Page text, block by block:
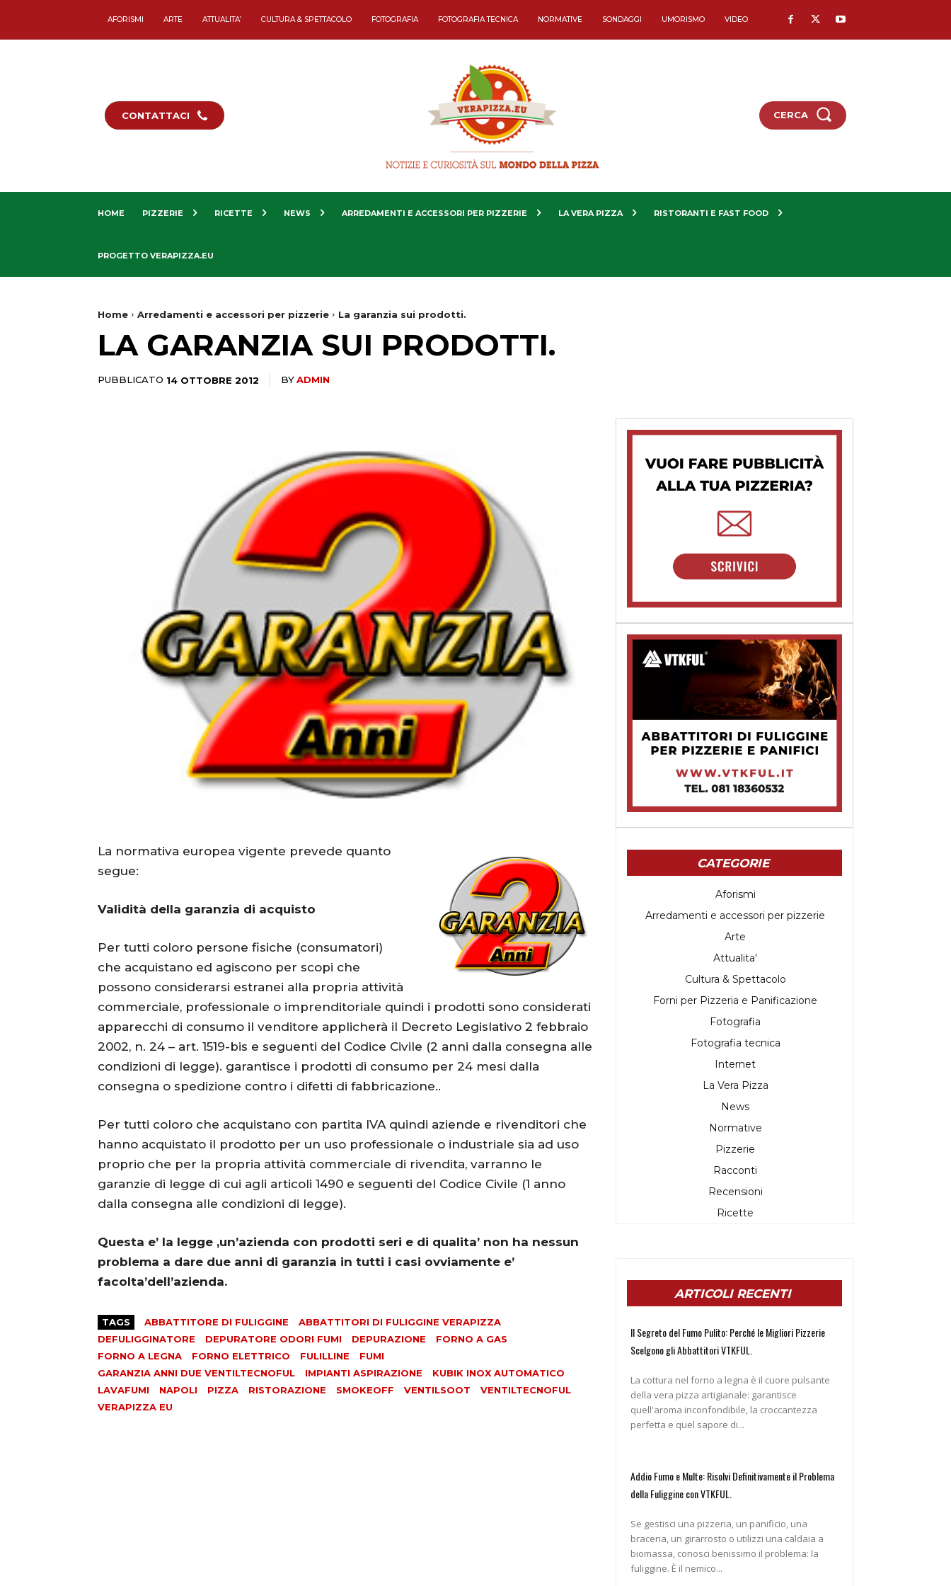
AFORISMI ARTE ATTUALITA’ CULTURA & SPETTACOLO FOTOGRAFIA FOTOGRAFIA TECNICA NORMATIVE SONDAGGI UMORISMO VIDEO
CONTATTACI CERCA
HOME PIZZERIE RICETTE NEWS ARREDAMENTI E ACCESSORI PER PIZZERIE LA VERA PIZZA RISTORANTI E FAST FOOD
PROGETTO VERAPIZZA.EU
Home Arredamenti e accessori per pizzerie La garanzia sui prodotti.
LA GARANZIA SUI PRODOTTI.
PUBBLICATO 14 OTTOBRE 2012 BYADMIN
La normativa europea vigente prevede quanto
segue:
Validità della garanzia di acquisto
Per tutti coloro persone fisiche (consumatori)
che acquistano ed agiscono per scopi che
possono considerarsi estranei alla propria attività
commerciale, professionale o imprenditoriale quindi i prodotti sono considerati
apparecchi di consumo il venditore applicherà il Decreto Legislativo 2 febbraio
2002, n. 24 – art. 1519-bis e seguenti del Codice Civile (2 anni dalla consegna alle
condizioni di legge). garantisce i prodotti di consumo per 24 mesi dalla
consegna o spedizione contro i difetti di fabbricazione..
Per tutti coloro che acquistano con partita IVA quindi aziende e rivenditori che
hanno acquistato il prodotto per un uso professionale o industriale sia ad uso
proprio che per la propria attività commerciale di rivendita, varranno le
garanzie di legge di cui agli articoli 1490 e seguenti del Codice Civile (1 anno
dalla consegna alle condizioni di legge).
Questa e’ la legge ,un’azienda con prodotti seri e di qualita’ non ha nessun
problema a dare due anni di garanzia in tutti i casi ovviamente e’
facolta’dell’azienda.
TAGS ABBATTITORE DI FULIGGINE
ABBATTITORI DI FULIGGINE VERAPIZZA
DEFULIGGINATORE
DEPURATORE ODORI FUMI DEPURAZIONE
FORNO A GAS
FORNO A LEGNA
FORNO ELETTRICO FULILLINE
FUMI
GARANZIA ANNI DUE VENTILTECNOFUL
IMPIANTI ASPIRAZIONE
KUBIK INOX AUTOMATICO
LAVAFUMI
NAPOLI PIZZA RISTORAZIONE SMOKEOFF VENTILSOOT
VENTILTECNOFUL
VERAPIZZA EU
CATEGORIE
Aforismi
Arredamenti e accessori per pizzerie
Arte
Attualita'
Cultura & Spettacolo
Forni per Pizzeria e Panificazione
Fotografia
Fotografia tecnica
Internet
La Vera Pizza
News
Normative
Pizzerie
Racconti
Recensioni
Ricette
ARTICOLI RECENTI
Il Segreto del Fumo Pulito: Perché le Migliori Pizzerie
Scelgono gli Abbattitori VTKFUL.
La cottura nel forno a legna è il cuore pulsante
della vera pizza artigianale: garantisce
quell'aroma inconfondibile, la croccantezza
perfetta e quel sapore di...
Addio Fumo e Multe: Risolvi Definitivamente il Problema
della Fuliggine con VTKFUL.
Se gestisci una pizzeria, un panificio, una
braceria, un girarrosto o utilizzi una caldaia a
biomassa, conosci benissimo il problema: la
fuliggine. È il nemico...